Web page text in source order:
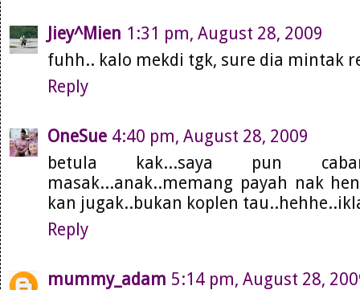
Jiey^Mien 1:31 pm, August 28, 2009
fuhh.. kalo mekdi tgk, sure dia mintak
Reply
OneSue 4:40 pm, August 28, 2009
betula kak...saya pun
masak...anak..memang payah nak
kan jugak..bukan koplen
Reply
mummy_adam 5:14 pm, August 28,